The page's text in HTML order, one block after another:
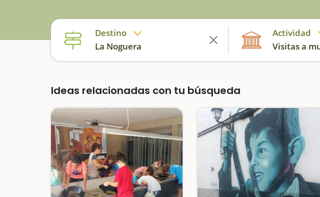
Destino
La Noguera
Actividad
Visitas a
Ideas relacionadas con tu búsqueda